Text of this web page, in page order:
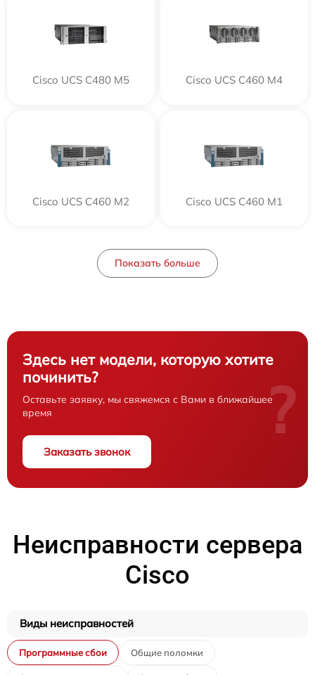
Cisco UCS C480 M5 Cisco UCS C460 M4
Cisco UCS C460 M2 Cisco UCS C460 M1
Показать больше
Здесь нет модели, которую хотите
починить?
Оставьте заявку, мы свяжемся с Вами в ближайшее
время
Заказать звонок
?
Неисправности сервера
Cisco
Виды неисправностей
Программные сбои Общие поломки